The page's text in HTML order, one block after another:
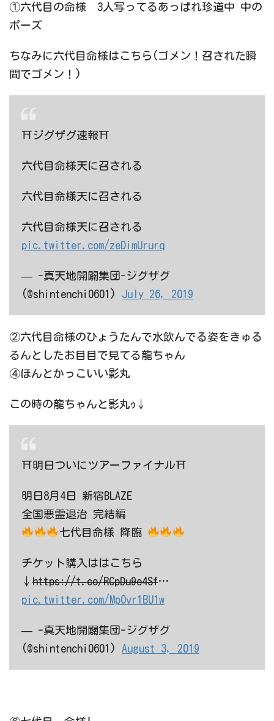
①六代目の命様 3人写ってるあっぱれ珍道中 中の
ポーズ
ちなみに六代目命様はこちら(ゴメン！召された瞬
間でゴメン！)
⛩ジグザグ速報⛩
六代目命様天に召される
六代目命様天に召される
六代目命様天に召される
pic.twitter.com/zeDimUrurq
— -真天地開闢集団-ジグザグ
(@shintenchi0601) July 26, 2019
②六代目命様のひょうたんで水飲んでる姿をきゅる
るんとしたお目目で見てる龍ちゃん
④ほんとかっこいい影丸
この時の龍ちゃんと影丸ｩ↓
⛩明日ついにツアーファイナル⛩
明日8月4日 新宿BLAZE
全国悪霊退治 完結編
七代目命様 降臨
チケット購入ははこちら
↓ https://t.co/RCpDu9e4Sf…
pic.twitter.com/Mp0vr1BU1w
— -真天地開闢集団-ジグザグ
(@shintenchi0601) August 3, 2019